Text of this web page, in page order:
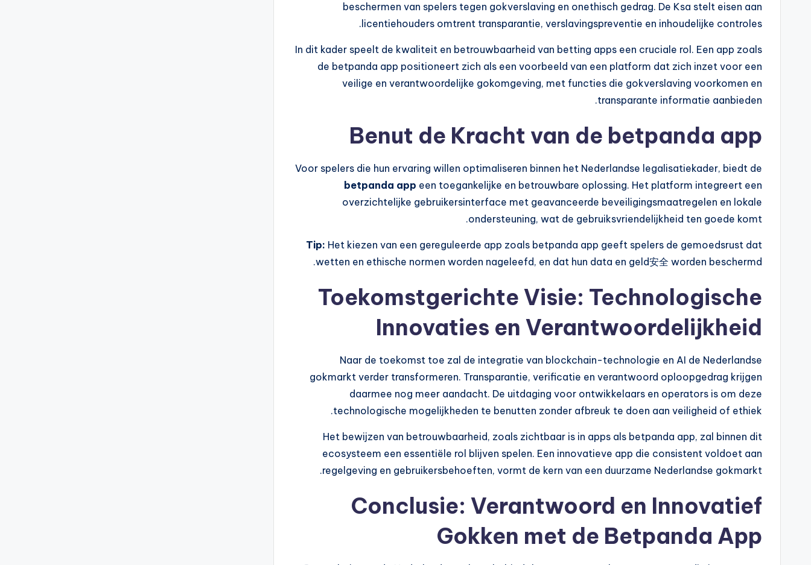
beschermen van spelers tegen gokverslaving en onethisch gedrag. De Ksa stelt eisen aan
licentiehouders omtrent transparantie, verslavingspreventie en inhoudelijke controles.
In dit kader speelt de kwaliteit en betrouwbaarheid van betting apps een cruciale rol. Een app zoals
de betpanda app positioneert zich als een voorbeeld van een platform dat zich inzet voor een
veilige en verantwoordelijke gokomgeving, met functies die gokverslaving voorkomen en
transparante informatie aanbieden.
Benut de Kracht van de betpanda app
Voor spelers die hun ervaring willen optimaliseren binnen het Nederlandse legalisatiekader, biedt de
betpanda app een toegankelijke en betrouwbare oplossing. Het platform integreert een
overzichtelijke gebruikersinterface met geavanceerde beveiligingsmaatregelen en lokale
ondersteuning, wat de gebruiksvriendelijkheid ten goede komt.
Tip: Het kiezen van een gereguleerde app zoals betpanda app geeft spelers de gemoedsrust dat
wetten en ethische normen worden nageleefd, en dat hun data en geld安全 worden beschermd.
Toekomstgerichte Visie: Technologische
Innovaties en Verantwoordelijkheid
Naar de toekomst toe zal de integratie van blockchain-technologie en AI de Nederlandse
gokmarkt verder transformeren. Transparantie, verificatie en verantwoord oploopgedrag krijgen
daarmee nog meer aandacht. De uitdaging voor ontwikkelaars en operators is om deze
technologische mogelijkheden te benutten zonder afbreuk te doen aan veiligheid of ethiek.
Het bewijzen van betrouwbaarheid, zoals zichtbaar is in apps als betpanda app, zal binnen dit
ecosysteem een essentiële rol blijven spelen. Een innovatieve app die consistent voldoet aan
regelgeving en gebruikersbehoeften, vormt de kern van een duurzame Nederlandse gokmarkt.
Conclusie: Verantwoord en Innovatief
Gokken met de Betpanda App